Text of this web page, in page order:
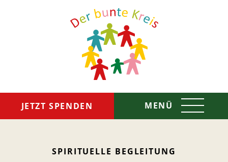
JETZT SPENDEN MENÜ
Das sind wirSPIRITUELLE BEGLEITUNG